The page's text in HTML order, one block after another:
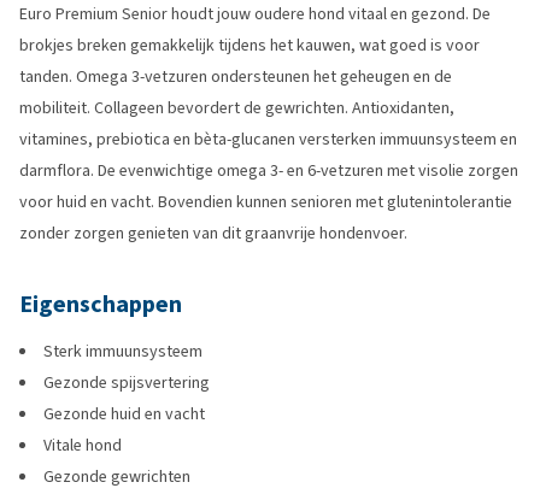
Euro Premium Senior houdt jouw oudere hond vitaal en gezond. De
brokjes breken gemakkelijk tijdens het kauwen, wat goed is voor
tanden. Omega 3-vetzuren ondersteunen het geheugen en de
mobiliteit. Collageen bevordert de gewrichten. Antioxidanten,
vitamines, prebiotica en bèta-glucanen versterken immuunsysteem en
darmflora. De evenwichtige omega 3- en 6-vetzuren met visolie zorgen
voor huid en vacht. Bovendien kunnen senioren met glutenintolerantie
zonder zorgen genieten van dit graanvrije hondenvoer.
Eigenschappen
Sterk immuunsysteem
Gezonde spijsvertering
Gezonde huid en vacht
Vitale hond
Gezonde gewrichten